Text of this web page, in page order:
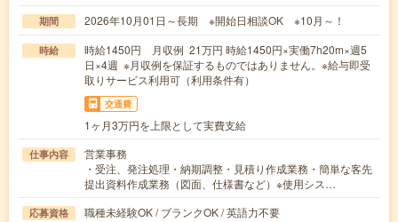
期間 2026年10月01日～長期 ※開始日相談OK ※10月～！
時給
時給1450円 月収例 21万円 時給1450円×実働7h20m×週5
日×4週 ※月収例を保証するものではありません。※給与即受
取りサービス利用可（利用条件有）
交通費
1ヶ月3万円を上限として実費支給
仕事内容
営業事務
・受注、発注処理・納期調整・見積り作成業務・簡単な客先
提出資料作成業務（図面、仕様書など）※使用シス…
応募資格
職種未経験OK / ブランクOK / 英語力不要